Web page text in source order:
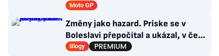
pro Česko po 16 letech
Moto GP
Změny jako hazard. Priske se v
Boleslavi přepočítal a ukázal, v čem
je Slavia dál
Blogy